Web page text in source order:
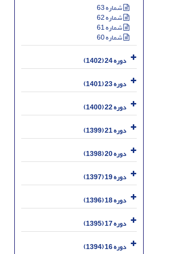
شماره 63
شماره 62
شماره 61
شماره 60
دوره 24 (1402)
دوره 23 (1401)
دوره 22 (1400)
دوره 21 (1399)
دوره 20 (1398)
دوره 19 (1397)
دوره 18 (1396)
دوره 17 (1395)
دوره 16 (1394)